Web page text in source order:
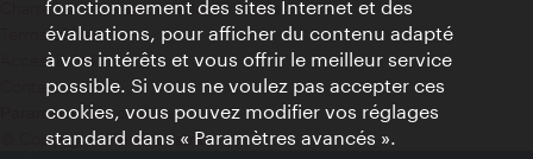
Charte sur le respect de la vie privée
Terms of Use
Accessibilité
Contact presse
Paramètres de cookies
© Copyright WienTourismus
fonctionnement des sites Internet et des
évaluations, pour afficher du contenu adapté
à vos intérêts et vous offrir le meilleur service
possible. Si vous ne voulez pas accepter ces
cookies, vous pouvez modifier vos réglages
standard dans « Paramètres avancés ».